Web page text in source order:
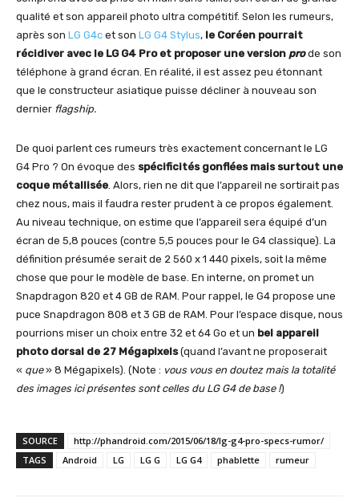
qualité et son appareil photo ultra compétitif. Selon les rumeurs,
après son LG G4c et son LG G4 Stylus, le Coréen pourrait
récidiver avec le LG G4 Pro et proposer une version prode son
téléphone à grand écran. En réalité, il est assez peu étonnant
que le constructeur asiatique puisse décliner à nouveau son
dernier flagship.
De quoi parlent ces rumeurs très exactement concernant le LG
G4 Pro ? On évoque des spécificités gonflées mais surtout une
coque métallisée . Alors, rien ne dit que l’appareil ne sortirait pas
chez nous, mais il faudra rester prudent à ce propos également.
Au niveau technique, on estime que l’appareil sera équipé d’un
écran de 5,8 pouces (contre 5,5 pouces pour le G4 classique). La
définition présumée serait de 2 560 x 1 440 pixels, soit la même
chose que pour le modèle de base. En interne, on promet un
Snapdragon 820 et 4 GB de RAM. Pour rappel, le G4 propose une
puce Snapdragon 808 et 3 GB de RAM. Pour l’espace disque, nous
pourrions miser un choix entre 32 et 64 Go et un bel appareil
photo dorsal de 27 Mégapixels(quand l’avant ne proposerait
« que» 8 Mégapixels). (Note : vous vous en doutez mais la totalité
des images ici présentes sont celles du LG G4 de base !)
SOURCE
http://phandroid.com/2015/06/18/lg-g4-pro-specs-rumor/
TAGS
Android LG LG G LG G4 phablette rumeur